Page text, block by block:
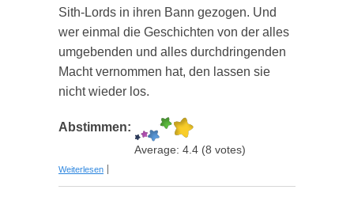
Sith-Lords in ihren Bann gezogen. Und
wer einmal die Geschichten von der alles
umgebenden und alles durchdringenden
Macht vernommen hat, den lassen sie
nicht wieder los.
Abstimmen:
Average: 4.4 (8 votes)
Weiterlesen über Coole Star Wars Geschenkideen